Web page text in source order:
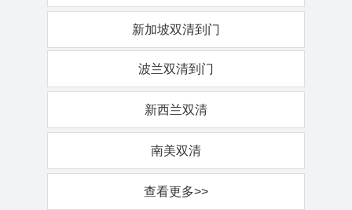
新加坡双清到门
波兰双清到门
新西兰双清
南美双清
查看更多>>